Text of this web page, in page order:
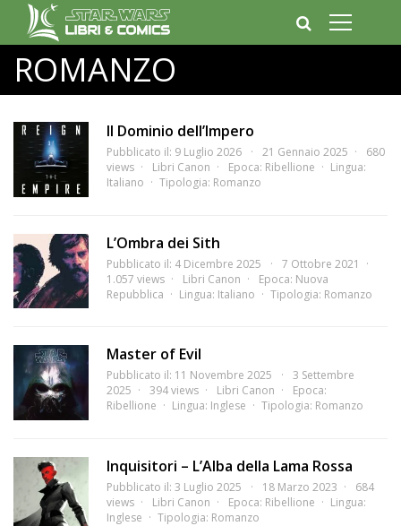
ROMANZO
Il Dominio dell’Impero
Pubblicato il: 9 Luglio 2026 21 Gennaio 2025
680
views
Libri Canon Epoca: Ribellione
Lingua:
Italiano
Tipologia: Romanzo
L’Ombra dei Sith
Pubblicato il: 4 Dicembre 2025
7 Ottobre 2021
1.057 views
Libri Canon Epoca: Nuova
Repubblica
Lingua: Italiano Tipologia: Romanzo
Master of Evil
Pubblicato il: 11 Novembre 2025
3 Settembre
2025
394 views Libri Canon
Epoca:
Ribellione
Lingua: Inglese Tipologia: Romanzo
Inquisitori – L’Alba della Lama Rossa
Pubblicato il: 3 Luglio 2025 18 Marzo 2023
684
views
Libri Canon Epoca: Ribellione
Lingua:
Inglese
Tipologia: Romanzo